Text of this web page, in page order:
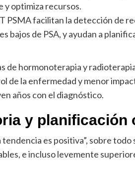
y optimiza recursos.
PSMA facilitan la detección de
bajos de PSA, y ayudan a
de hormonoterapia y
de la enfermedad y menor
años con el diagnóstico.
y planificación
es positiva”, sobre
e incluso levemente